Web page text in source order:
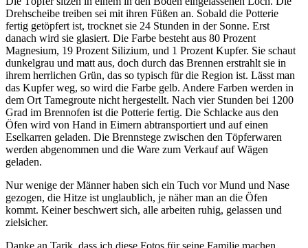
Drehscheibe treiben sei mit ihren Füßen an. Sobald die Potterie
fertig getöpfert ist, trocknet sie 24 Stunden in der Sonne. Erst
danach wird sie glasiert. Die Farbe besteht aus 80 Prozent
Magnesium, 19 Prozent Silizium, und 1 Prozent Kupfer. Sie schaut
dunkelgrau und matt aus, doch durch das Brennen erstrahlt sie in
ihrem herrlichen Grün, das so typisch für die Region ist. Lässt man
das Kupfer weg, so wird die Farbe gelb. Andere Farben werden in
dem Ort Tamegroute nicht hergestellt. Nach vier Stunden bei 1200
Grad im Brennofen ist die Potterie fertig. Die Schlacke aus den
Öfen wird von Hand in Eimern abtransportiert und auf einen
Eselkarren geladen. Die Brennstege zwischen den Töpferwaren
werden abgenommen und die Ware zum Verkauf auf Wägen
geladen.
Nur wenige der Männer haben sich ein Tuch vor Mund und Nase
gezogen, die Hitze ist unglaublich, je näher man an die Öfen
kommt. Keiner beschwert sich, alle arbeiten ruhig, gelassen und
zielsicher.